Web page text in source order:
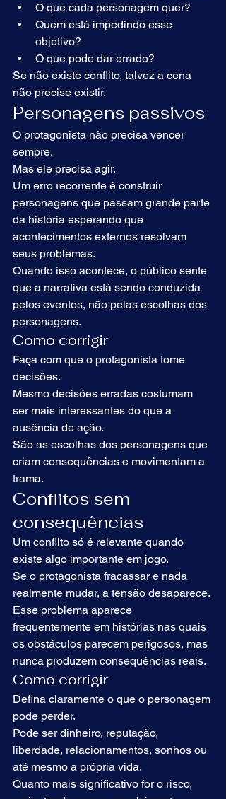
O que cada personagem quer?
Quem está impedindo esse
objetivo?
O que pode dar errado?
Se não existe conflito, talvez a cena
não precise existir.
Personagens passivos
O protagonista não precisa vencer
sempre.
Mas ele precisa agir.
Um erro recorrente é construir
personagens que passam grande parte
da história esperando que
acontecimentos externos resolvam
seus problemas.
Quando isso acontece, o público sente
que a narrativa está sendo conduzida
pelos eventos, não pelas escolhas dos
personagens.
Como corrigir
Faça com que o protagonista tome
decisões.
Mesmo decisões erradas costumam
ser mais interessantes do que a
ausência de ação.
São as escolhas dos personagens que
criam consequências e movimentam a
trama.
Conflitos sem
consequências
Um conflito só é relevante quando
existe algo importante em jogo.
Se o protagonista fracassar e nada
realmente mudar, a tensão desaparece.
Esse problema aparece
frequentemente em histórias nas quais
os obstáculos parecem perigosos, mas
nunca produzem consequências reais.
Como corrigir
Defina claramente o que o personagem
pode perder.
Pode ser dinheiro, reputação,
liberdade, relacionamentos, sonhos ou
até mesmo a própria vida.
Quanto mais significativo for o risco,